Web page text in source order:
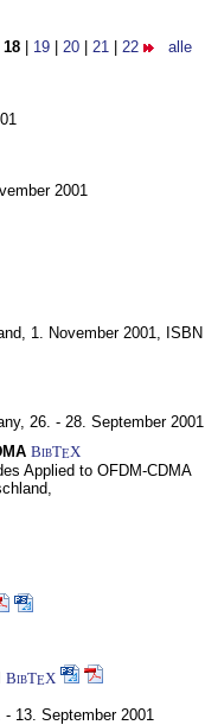
18 19 20 21 22 alle
2001
1. November 2001, ISBN
26. - 28. September 2001
BibTEX
Applied to OFDM-CDMA
BibTEX
- 13. September 2001